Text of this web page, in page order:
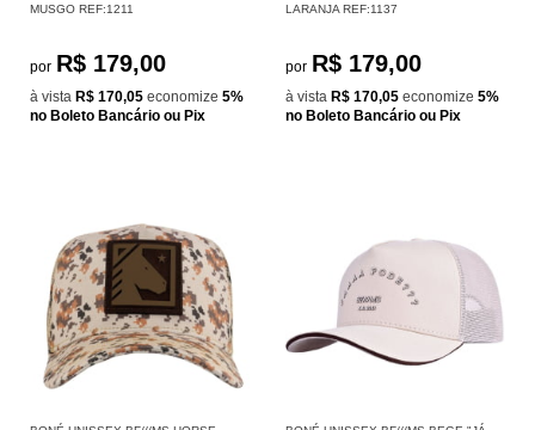
MUSGO REF:1211
por R$ 179,00
à vista R$ 170,05 economize 5%
no Boleto Bancário ou Pix
LARANJA REF:1137
por R$ 179,00
à vista R$ 170,05 economize 5%
no Boleto Bancário ou Pix